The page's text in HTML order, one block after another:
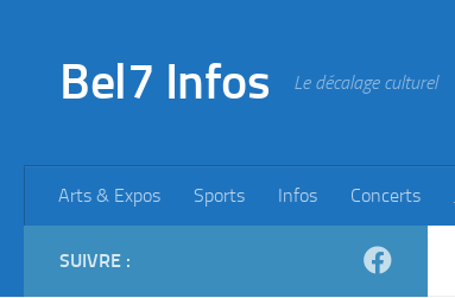
Bel7 Infos Le décalage culturel
Arts & Expos Sports Infos Concerts
SUIVRE :